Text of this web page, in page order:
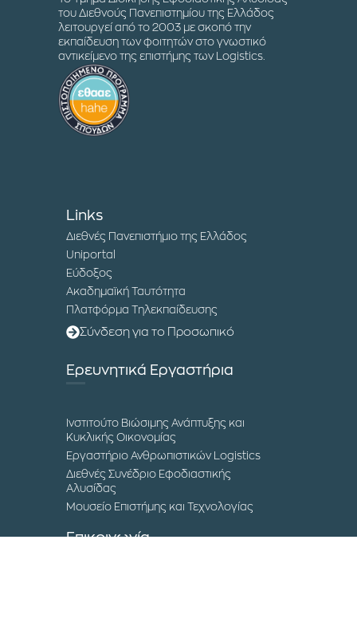
του Διεθνούς Πανεπιστημίου της Ελλάδος
λειτουργεί από το 2003 με σκοπό την
εκπαίδευση των φοιτητών στο γνωστικό
αντικείμενο της επιστήμης των Logistics.
Links
Διεθνές Πανεπιστήμιο της Ελλάδος
Uniportal
Εύδοξος
Ακαδημαϊκή Ταυτότητα
Πλατφόρμα Τηλεκπαίδευσης
Σύνδεση για το Προσωπικό
Ερευνητικά Εργαστήρια
Ινστιτούτο Βιώσιμης Ανάπτυξης και
Κυκλικής Οικονομίας
Εργαστήριο Ανθρωπιστικών Logistics
Διεθνές Συνέδριο Εφοδιαστικής
Αλυσίδας
Μουσείο Επιστήμης και Τεχνολογίας
Επικοινωνία